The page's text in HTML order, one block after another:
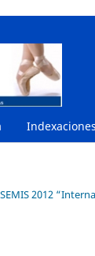
Indexaciones
2012